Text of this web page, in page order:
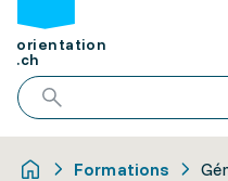
orientation
.ch
Formations